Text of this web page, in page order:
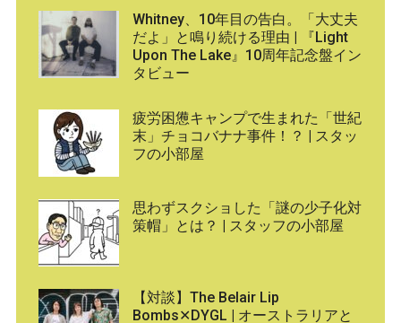
Whitney、10年目の告白。「大丈夫
だよ」と鳴り続ける理由 | 『Light
Upon The Lake』10周年記念盤イン
タビュー
疲労困憊キャンプで生まれた「世紀
末」チョコバナナ事件！？ | スタッ
フの小部屋
思わずスクショした「謎の少子化対
策帽」とは？ | スタッフの小部屋
【対談】The Belair Lip
Bombs✕DYGL | オーストラリアと